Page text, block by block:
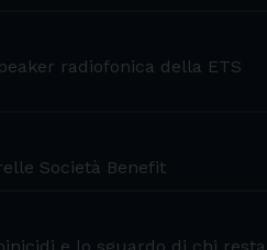
radiofonica della ETS
Società Benefit